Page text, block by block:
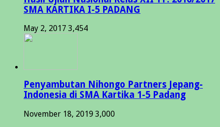
SMA KARTIKA I-5 PADANG
May 2, 2017 3,454
Penyambutan Nihongo Partners Jepang-
Indonesia di SMA Kartika 1-5 Padang
November 18, 2019 3,000